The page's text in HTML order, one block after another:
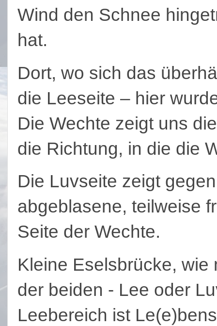
Wind den Schnee
hat.
Dort, wo sich das
die Leeseite – hier
Die Wechte zeigt uns
die Richtung, in die die
Die Luvseite zeigt
abgeblasene, teilweise
Seite der Wechte.
Kleine Eselsbrücke,
der beiden - Lee oder
Leebereich ist